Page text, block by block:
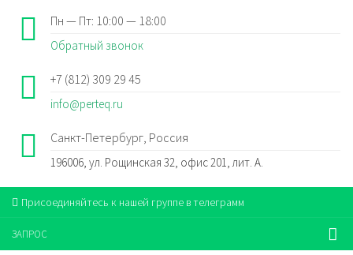
Пн — Пт: 10:00 — 18:00
Обратный звонок
+7 (812) 309 29 45
info@perteq.ru
Санкт-Петербург, Россия
196006, ул. Рощинская 32, офис 201, лит. А.
Присоединяйтесь к нашей группе в телеграмм
ЗАПРОС